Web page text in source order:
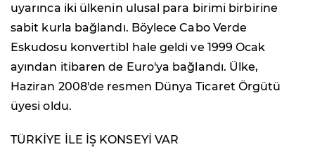
uyarınca iki ülkenin ulusal para birimi birbirine
sabit kurla bağlandı. Böylece Cabo Verde
Eskudosu konvertibl hale geldi ve 1999 Ocak
ayından itibaren de Euro'ya bağlandı. Ülke,
Haziran 2008'de resmen Dünya Ticaret Örgütü
üyesi oldu.
TÜRKİYE İLE İŞ KONSEYİ VAR